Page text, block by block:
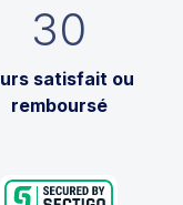
30
satisfait ou
remboursé